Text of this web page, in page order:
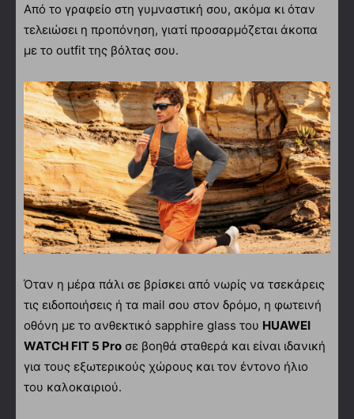
Από το γραφείο στη γυμναστική σου, ακόμα κι όταν
τελειώσει η προπόνηση, γιατί προσαρμόζεται άκοπα
με το outfit της βόλτας σου.
Όταν η μέρα πάλι σε βρίσκει από νωρίς να τσεκάρεις
τις ειδοποιήσεις ή τα mail σου στον δρόμο, η φωτεινή
οθόνη με το ανθεκτικό sapphire glass του HUAWEI
WATCH FIT 5 Pro σε βοηθά σταθερά και είναι ιδανική
για τους εξωτερικούς χώρους και τον έντονο ήλιο
του καλοκαιριού.